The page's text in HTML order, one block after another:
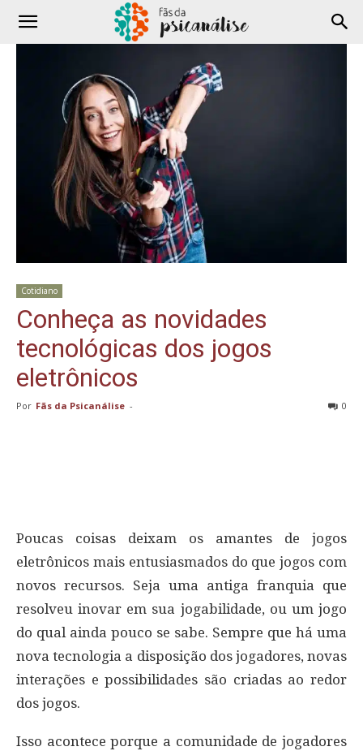
Cotidiano
Conheça as novidades
tecnológicas dos jogos
eletrônicos
Por Fãs da Psicanálise - 0
Poucas coisas deixam os amantes de jogos
eletrônicos mais entusiasmados do que jogos com
novos recursos. Seja uma antiga franquia que
resolveu inovar em sua jogabilidade, ou um jogo
do qual ainda pouco se sabe. Sempre que há uma
nova tecnologia a disposição dos jogadores, novas
interações e possibilidades são criadas ao redor
dos jogos.
Isso acontece porque a comunidade de jogadores